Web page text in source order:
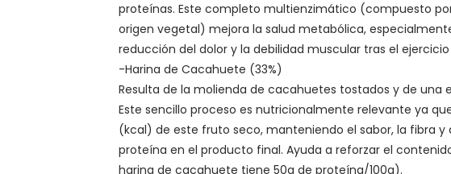
proteínas. Este completo multienzimático (compuesto
origen vegetal) mejora la salud metabólica,
reducción del dolor y la debilidad muscular tras el
-Harina de Cacahuete (33%)
Resulta de la molienda de cacahuetes tostados y de una
Este sencillo proceso es nutricionalmente relevante ya
(kcal) de este fruto seco, manteniendo el sabor, la fibra
proteína en el producto final. Ayuda a reforzar el
harina de cacahuete tiene 50g de proteína/100g).